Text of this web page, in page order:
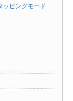
ピングモード